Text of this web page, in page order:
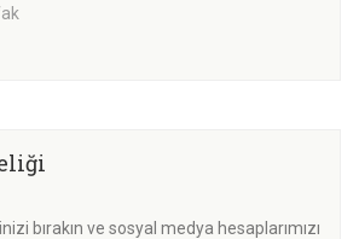
bırakın ve sosyal medya hesaplarımızı